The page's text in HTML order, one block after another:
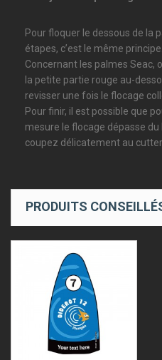
Pour floquer le dessous de la
étapes, c’est le même principe.
Concernant les palmes Seac,
la petite partie rouge au-
revisser une fois le flocage
Pour finir, il est possible que
mesure le flocage dépasse
coupez délicatement au cutter
PRODUITS